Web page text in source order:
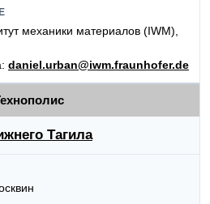
механики материалов (IWM),
daniel.urban@iwm.fraunhofer.de
Тагила